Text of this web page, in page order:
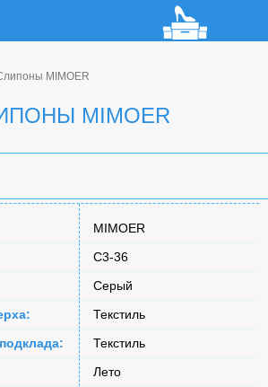
MIMOER
MIMOER
MIMOER
C3-36
Серый
Текстиль
Текстиль
Лето